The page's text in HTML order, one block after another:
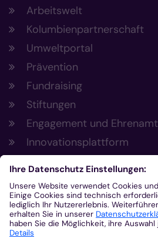
Arbeitswelt
Kolumbienpartnerschaft
Umweltportal
Prävention
Fundraising
Stiftungen
Engagement und Ehrenamt
Innovationsplattform
Aus der Plattform
Nachrichten
Veranstaltungen
Gottesdienste